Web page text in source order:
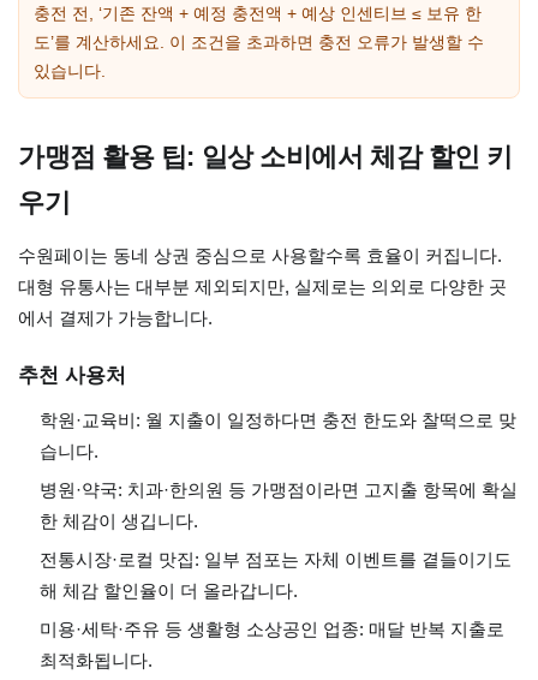
충전 전, ‘기존 잔액 + 예정 충전액 + 예상 인센티브 ≤ 보유 한
도’를 계산하세요. 이 조건을 초과하면 충전 오류가 발생할 수
있습니다.
가맹점 활용 팁: 일상 소비에서 체감 할인 키
우기
수원페이는 동네 상권 중심으로 사용할수록 효율이 커집니다.
대형 유통사는 대부분 제외되지만, 실제로는 의외로 다양한 곳
에서 결제가 가능합니다.
추천 사용처
학원·교육비: 월 지출이 일정하다면 충전 한도와 찰떡으로 맞
습니다.
병원·약국: 치과·한의원 등 가맹점이라면 고지출 항목에 확실
한 체감이 생깁니다.
전통시장·로컬 맛집: 일부 점포는 자체 이벤트를 곁들이기도
해 체감 할인율이 더 올라갑니다.
미용·세탁·주유 등 생활형 소상공인 업종: 매달 반복 지출로
최적화됩니다.